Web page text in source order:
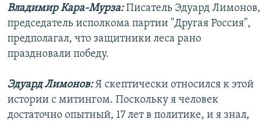
Владимир Кара-Мурза:Писатель Эдуард Лимонов,
председатель исполкома партии "Другая Россия",
предполагал, что защитники леса рано
праздновали победу.
Эдуард Лимонов:Я скептически относился к этой
истории с митингом. Поскольку я человек
достаточно опытный, 17 лет в политике, и я знал,